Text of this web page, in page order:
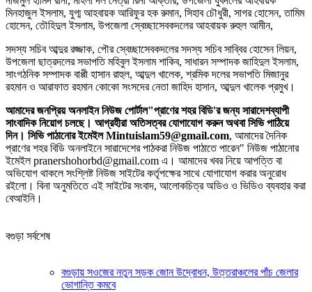
মিনহাজুল ইসলাম, যুগ্ম আহবায়ক আরিফুর হক রুমান, সিহাব চৌধুরী, সাগর হোসেন, তামিম
হোসেন, তৌহিদুল ইসলাম, উপজেলা স্বেচ্ছাসেবকদলের আহবায়ক রুহুল আমীন,
সদস্য সচিব আব্দুর রজ্জাক, পৌর স্বেচ্ছাসেবকদলের সদস্য সচিব সাব্বির হোসেন লিয়ন,
উপজেলা ছাত্রদলের সভাপতি মহিবুল ইসলাম শাকিব, সাধারন সম্পাদক জাহিদুল ইসলাম,
সাংগঠনিক সম্পাদক বাপ্পী হাসান রাহুল, আব্দুল খালেক, শ্রমিক দলের সভাপতি মিজানুর
রহমান ও আরাফাত রহমান কোকো সংসদের নেতা জাহিদ হাসান, আব্দুল খালেক প্রমুখ।
আমাদের জনপ্রিয় অনলাইন নিউজ পোর্টাল"প্রাণের শহর বিডি'র জন্য সারাদেশব্যাপী
সাংবাদিক নিয়োগ চলছে। আগ্রহীরা অতিসত্বর যোগাযোগ করুন অথবা সিভি পাঠিয়ে
দিন। সিভি পাঠানোর ইমেইল Mintuislam59@gmail.com, আমাদের দৈনিক
প্রাণের শহর বিডি অনলাইনে সারাদেশের পাঠকরা নিউজ পাঠাতে পারেন" নিউজ পাঠানোর
ইমেইল pranershohorbd@gmail.com এ। আমাদের খবর নিয়ে আপত্তি বা
অভিযোগ থাকলে সংশ্লিষ্ট নিউজ সাইটের কর্তৃপক্ষের সাথে যোগাযোগ করার অনুরোধ
রইলো। বিনা অনুমতিতে এই সাইটের সংবাদ, আলোকচিত্র অডিও ও ভিডিও ব্যবহার করা
বেআইনি।
বগুড়া সর্বশেষ
বগুড়ায় সওজের নতুন সড়ক জোন উদ্বোধন, উত্তরাঞ্চলের পাঁচ জেলার
ভোগান্তি কমবে